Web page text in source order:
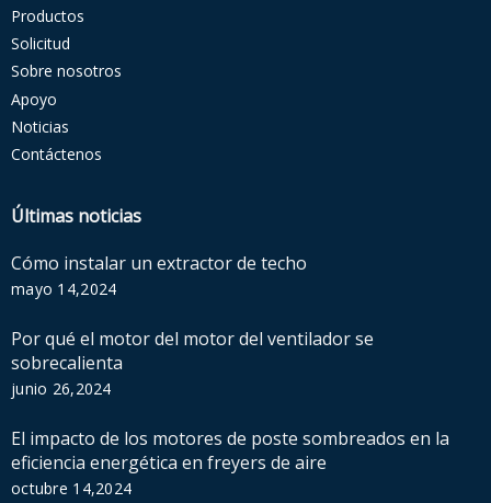
Productos
Solicitud
Sobre nosotros
Apoyo
Noticias
Contáctenos
Últimas noticias
Cómo instalar un extractor de techo
mayo 14,2024
Por qué el motor del motor del ventilador se
sobrecalienta
junio 26,2024
El impacto de los motores de poste sombreados en la
eficiencia energética en freyers de aire
octubre 14,2024